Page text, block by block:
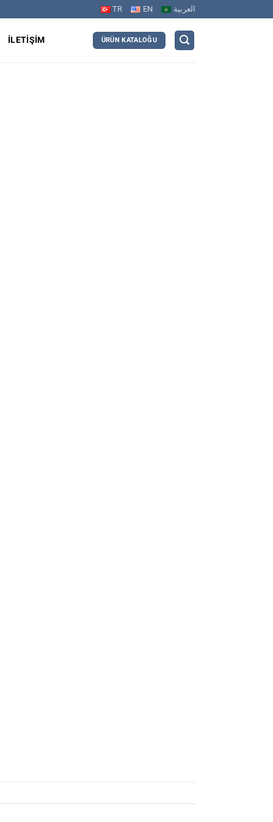
TR EN العربية
İLETIŞIM ÜRÜN KATALOĞU